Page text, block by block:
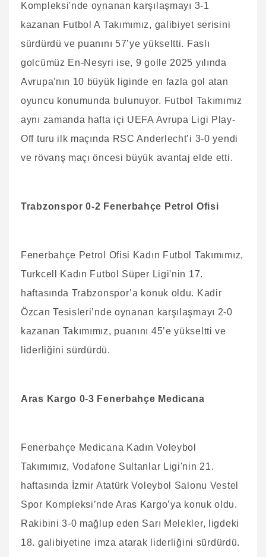
Kompleksi'nde oynanan karşılaşmayı 3-1
kazanan Futbol A Takımımız, galibiyet serisini
sürdürdü ve puanını 57’ye yükseltti. Faslı
golcümüz En-Nesyri ise, 9 golle 2025 yılında
Avrupa'nın 10 büyük liginde en fazla gol atan
oyuncu konumunda bulunuyor. Futbol Takımımız
aynı zamanda hafta içi UEFA Avrupa Ligi Play-
Off turu ilk maçında RSC Anderlecht’i 3-0 yendi
ve rövanş maçı öncesi büyük avantaj elde etti.
Trabzonspor 0-2 Fenerbahçe Petrol Ofisi
Fenerbahçe Petrol Ofisi Kadın Futbol Takımımız,
Turkcell Kadın Futbol Süper Ligi'nin 17.
haftasında Trabzonspor’a konuk oldu. Kadir
Özcan Tesisleri’nde oynanan karşılaşmayı 2-0
kazanan Takımımız, puanını 45’e yükseltti ve
liderliğini sürdürdü.
Aras Kargo 0-3 Fenerbahçe Medicana
Fenerbahçe Medicana Kadın Voleybol
Takımımız, Vodafone Sultanlar Ligi'nin 21.
haftasında İzmir Atatürk Voleybol Salonu Vestel
Spor Kompleksi’nde Aras Kargo’ya konuk oldu.
Rakibini 3-0 mağlup eden Sarı Melekler, ligdeki
18. galibiyetine imza atarak liderliğini sürdürdü.